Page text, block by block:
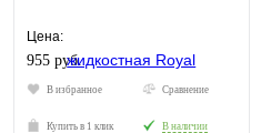
Цена:
955 руб.
В избранное Сравнение
Купить в 1 клик В наличии